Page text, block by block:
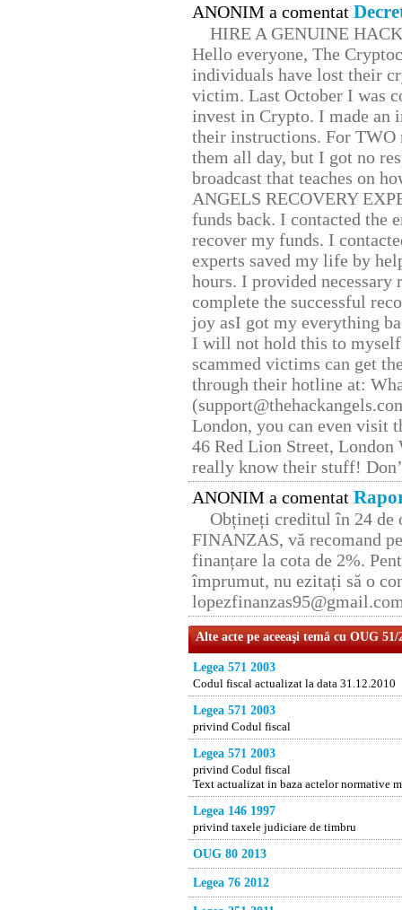
ANONIM a comentat
HIRE A GENUINE
Hello everyone, The
individuals have lost their
victim. Last October I was
invest in Crypto. I made
their instructions. For TWO
them all day, but I got no
broadcast that teaches on
ANGELS RECOVERY
funds back. I contacted the
recover my funds. I
experts saved my life by
hours. I provided
complete the successful
joy asI got my everything
I will not hold this to
scammed victims can get
through their hotline at:
London, you can even visit
46 Red Lion Street, London
really know their stuff!
ANONIM a comentat
Obțineți creditul în 24 de
FINANZAS, vă recomand
finanțare la cota de 2%.
împrumut, nu ezitați să o
Alte acte pe aceeaşi temă cu OUG 51/
Legea 571 2003
Codul fiscal actualizat la data 31.12.2010
Legea 571 2003
privind Codul fiscal
Legea 571 2003
privind Codul fiscal
Text actualizat in baza actelor normative
Legea 146 1997
privind taxele judiciare de timbru
OUG 80 2013
Legea 76 2012